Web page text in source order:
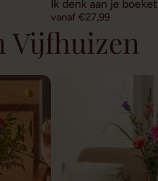
Ik denk aan je boeket
vanaf €27,99
Vijfhuizen